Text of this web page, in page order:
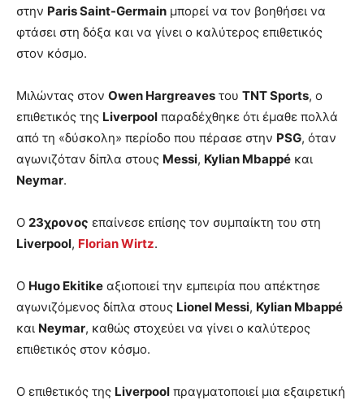
στην Paris Saint-Germain μπορεί να τον βοηθήσει να
φτάσει στη δόξα και να γίνει ο καλύτερος επιθετικός
στον κόσμο.
Μιλώντας στον Owen Hargreaves του TNT Sports, ο
επιθετικός της Liverpool παραδέχθηκε ότι έμαθε πολλά
από τη «δύσκολη» περίοδο που πέρασε στην PSG, όταν
αγωνιζόταν δίπλα στους Messi, Kylian Mbappé και
Neymar.
Ο 23χρονος επαίνεσε επίσης τον συμπαίκτη του στη
Liverpool, Florian Wirtz.
Ο Hugo Ekitike αξιοποιεί την εμπειρία που απέκτησε
αγωνιζόμενος δίπλα στους Lionel Messi, Kylian Mbappé
και Neymar, καθώς στοχεύει να γίνει ο καλύτερος
επιθετικός στον κόσμο.
Ο επιθετικός της Liverpool πραγματοποιεί μια εξαιρετική